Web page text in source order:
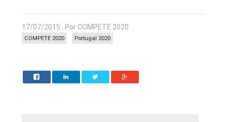
17/07/2015 , Por COMPETE 2020
Portugal 2020
COMPETE 2020